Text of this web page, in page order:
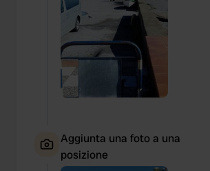
Aggiunta una foto a una
posizione